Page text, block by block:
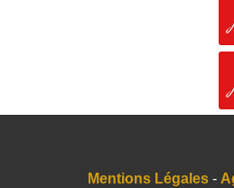
Mentions Légales -